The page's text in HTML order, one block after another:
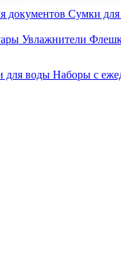
документов Сумки для
Увлажнители
для воды Наборы с